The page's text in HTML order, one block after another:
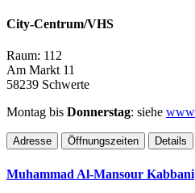
City-Centrum/VHS
Raum: 112
Am Markt 11
58239 Schwerte
Montag bis Donnerstag: siehe
Adresse Öffnungszeiten Details
Muhammad Al-Mansour Kabbani